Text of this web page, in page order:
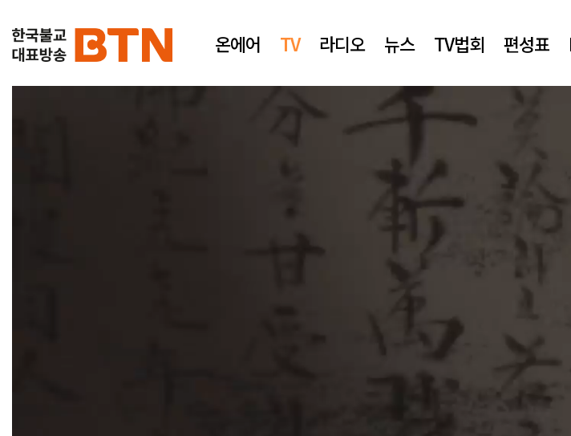
온에어 TV 라디오 뉴스 TV법회 편성표